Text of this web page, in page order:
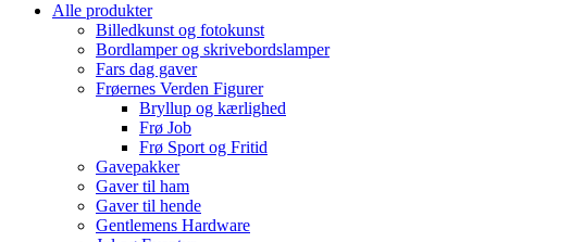
Alle produkter
Billedkunst og fotokunst
Bordlamper og skrivebordslamper
Fars dag gaver
Frøernes Verden Figurer
Bryllup og kærlighed
Frø Job
Frø Sport og Fritid
Gavepakker
Gaver til ham
Gaver til hende
Gentlemens Hardware